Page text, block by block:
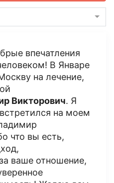
впечатления
В Январе
на лечение,
Викторович. Я
на моем
что вы есть,
ваше отношение,